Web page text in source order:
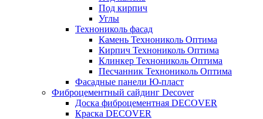
Под кирпич
Углы
Технониколь фасад
Камень Технониколь Оптима
Кирпич Технониколь Оптима
Клинкер Технониколь Оптима
Песчанник Технониколь Оптима
Фасадные панели Ю-пласт
Фиброцементный сайдинг Decover
Доска фиброцементная DECOVER
Краска DECOVER